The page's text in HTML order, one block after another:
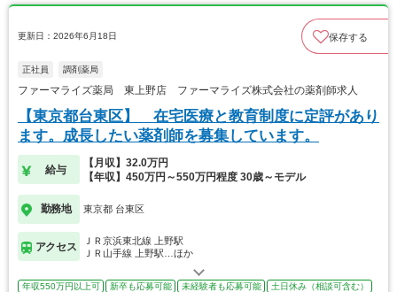
更新日：2026年6月18日 保存する
正社員 調剤薬局
ファーマライズ薬局 東上野店 ファーマライズ株式会社の薬剤師求人
【東京都台東区】 在宅医療と教育制度に定評があり
ます。成長したい薬剤師を募集しています。
給与
【月収】32.0万円
【年収】450万円～550万円程度 30歳～モデル
勤務地 東京都 台東区
アクセス
ＪＲ京浜東北線 上野駅
ＪＲ山手線 上野駅…ほか
年収550万円以上可 新卒も応募可能 未経験者も応募可能
土日休み（相談可含む）